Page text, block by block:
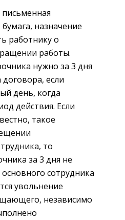
назначение
работнику о
работы.
нужно за 3 дня
договора, если
день, когда
действия. Если
такое
то
за 3 дня не
сотрудника
увольнение
независимо